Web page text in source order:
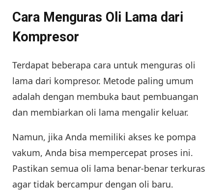
Cara Menguras Oli Lama dari
Kompresor
Terdapat beberapa cara untuk menguras oli
lama dari kompresor. Metode paling umum
adalah dengan membuka baut pembuangan
dan membiarkan oli lama mengalir keluar.
Namun, jika Anda memiliki akses ke pompa
vakum, Anda bisa mempercepat proses ini.
Pastikan semua oli lama benar-benar terkuras
agar tidak bercampur dengan oli baru.